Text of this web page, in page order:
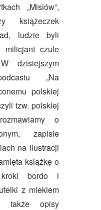
„Misiów”,
książeczek
ludzie byli
milicjant czule
dzisiejszym
„Na
polskiej
tzw. polskiej
o
zapisie
na ilustracji
książkę o
bordo i
z mlekiem
także opisy